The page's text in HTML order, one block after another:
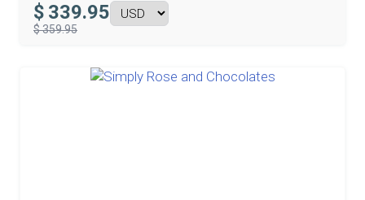
$ 339.95
$ 359.95